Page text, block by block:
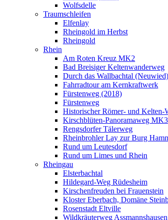
Wolfsdelle
Traumschleifen
Elfenlay
Rheingold im Herbst
Rheingold
Rhein
Am Roten Kreuz MK2
Bad Breisiger Keltenwanderweg
Durch das Wallbachtal (Neuwied)
Fahrradtour am Kernkraftwerk
Fürstenweg (2018)
Fürstenweg
Historischer Römer- und Kelten-
Kirschblüten-Panoramaweg MK3
Rengsdorfer Tälerweg
Rheinbrohler Lay zur Burg
Rund um Leutesdorf
Rund um Limes und Rhein
Rheingau
Elsterbachtal
Hildegard-Weg Rüdesheim
Kirschenfreuden bei Frauenstein
Kloster Eberbach, Domäne
Rosenstadt Eltville
Wildkräuterweg Assmannshausen